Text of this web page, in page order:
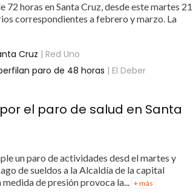
horas en Santa Cruz, desde este martes 21
correspondientes a febrero y marzo. La
Cruz | Red Uno
paro de 48 horas | El Deber
el paro de salud en Santa
un paro de actividades desd el martes y
de sueldos a la Alcaldía de la capital
de presión provoca la... + más